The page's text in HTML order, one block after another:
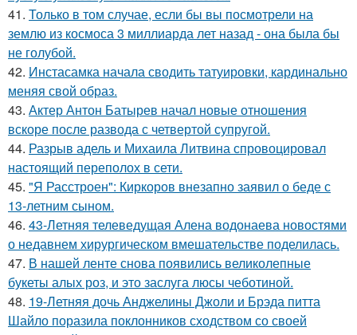
41. Только в том случае, если бы вы посмотрели на
землю из космоса 3 миллиарда лет назад - она была бы
не голубой.
42. Инстасамка начала сводить татуировки, кардинально
меняя свой образ.
43. Актер Антон Батырев начал новые отношения
вскоре после развода с четвертой супругой.
44. Разрыв адель и Михаила Литвина спровоцировал
настоящий переполох в сети.
45. "Я Расстроен": Киркоров внезапно заявил о беде с
13-летним сыном.
46. 43-Летняя телеведущая Алена водонаева новостями
о недавнем хирургическом вмешательстве поделилась.
47. В нашей ленте снова появились великолепные
букеты алых роз, и это заслуга люсы чеботиной.
48. 19-Летняя дочь Анджелины Джоли и Брэда питта
Шайло поразила поклонников сходством со своей